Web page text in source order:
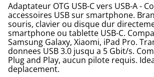
Adaptateur OTG USB-C vers USB-A -
accessoires USB sur smartphone.
souris, clavier ou disque dur
smartphone ou tablette USB-C.
Samsung Galaxy, Xiaomi, iPad Pro.
donnees USB 3.0 jusqu a 5 Gbit/s.
Plug and Play, aucun pilote requis.
deplacement.